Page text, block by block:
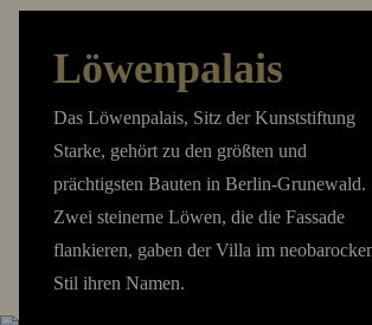
Löwenpalais
Das Löwenpalais, Sitz der Kunststiftung
Starke, gehört zu den größten und
prächtigsten Bauten in Berlin-Grunewald.
Zwei steinerne Löwen, die die Fassade
flankieren, gaben der Villa im
Stil ihren Namen.